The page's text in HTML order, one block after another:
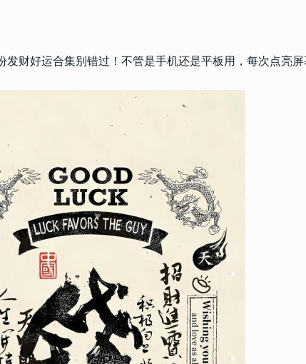
发财好运合集别错过！不管是手机还是平板用，每次点亮